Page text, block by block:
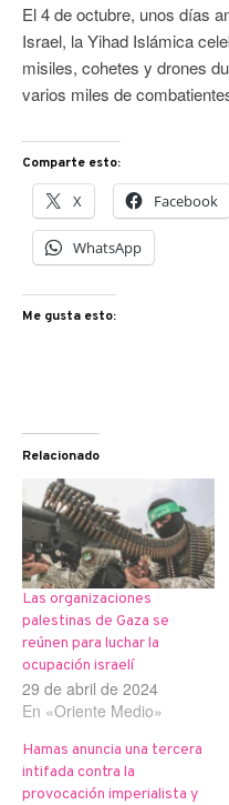
El 4 de octubre, unos días
Israel, la Yihad Islámica
misiles, cohetes y drones
varios miles de
Comparte esto:
X Facebook
WhatsApp
Me gusta esto:
Relacionado
Las organizaciones
palestinas de Gaza se
reúnen para luchar la
ocupación israelí
29 de abril de 2024
En «Oriente Medio»
Hamas anuncia una tercera
intifada contra la
provocación imperialista y